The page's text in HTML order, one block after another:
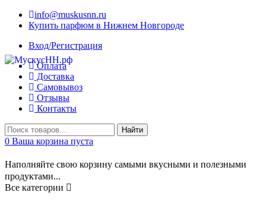
info@muskusnn.ru
Купить парфюм в Нижнем Новгороде
Вход/Регистрация
Оплата
Доставка
Самовывоз
Отзывы
Контакты
Найти
0 Ваша корзина пуста
Наполняйте свою корзину самыми вкусными и полезными
продуктами...
Все категории